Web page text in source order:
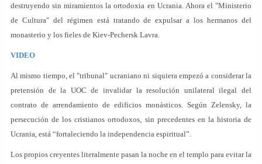
destruyendo sin miramientos la ortodoxia en Ucrania. Ahora el "Ministerio
de Cultura" del régimen está tratando de expulsar a los hermanos del
monasterio y los fieles de Kiev-Pechersk Lavra.
VIDEO
Al mismo tiempo, el "tribunal" ucraniano ni siquiera empezó a considerar la
pretensión de la UOC de invalidar la resolución unilateral ilegal del
contrato de arrendamiento de edificios monásticos. Según Zelensky, la
persecución de los cristianos ortodoxos, sin precedentes en la historia de
Ucrania, está “fortaleciendo la independencia espiritual”.
Los propios creyentes literalmente pasan la noche en el templo para evitar la